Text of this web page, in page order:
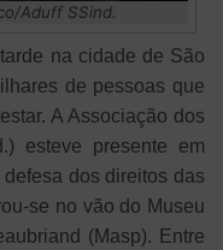
Aduff SSind.
na cidade de São
de pessoas que
A Associação dos
esteve presente em
dos direitos das
se no vão do Museu
(Masp). Entre